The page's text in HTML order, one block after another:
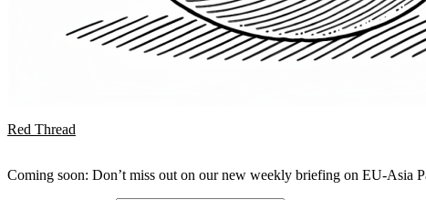
Red Thread
Coming soon: Don’t miss out on our new weekly briefing on EU-Asia